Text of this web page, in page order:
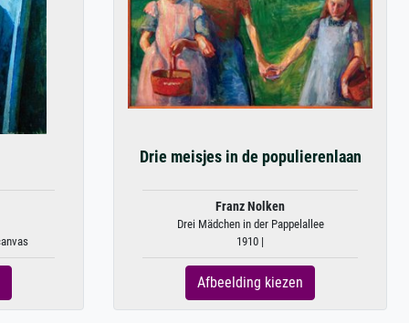
Drie meisjes in de populierenlaan
Franz Nolken
Drei Mädchen in der Pappelallee
1910 |
Afbeelding kiezen